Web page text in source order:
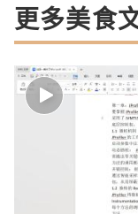
更多美食